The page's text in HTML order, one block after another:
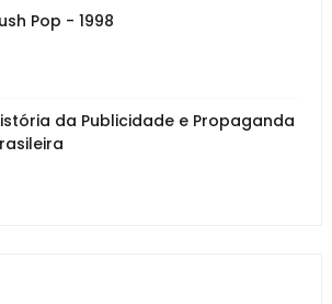
Pop - 1998
da Publicidade e Propaganda